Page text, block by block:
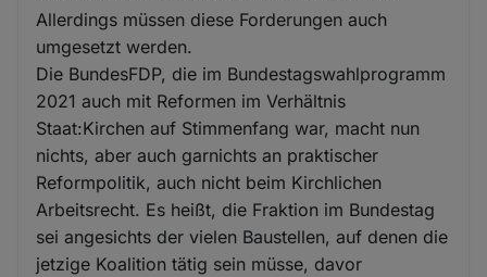
Allerdings müssen diese Forderungen auch
umgesetzt werden.
Die BundesFDP, die im Bundestagswahlprogramm
2021 auch mit Reformen im Verhältnis
Staat:Kirchen auf Stimmenfang war, macht nun
nichts, aber auch garnichts an praktischer
Reformpolitik, auch nicht beim Kirchlichen
Arbeitsrecht. Es heißt, die Fraktion im Bundestag
sei angesichts der vielen Baustellen, auf denen die
jetzige Koalition tätig sein müsse, davor